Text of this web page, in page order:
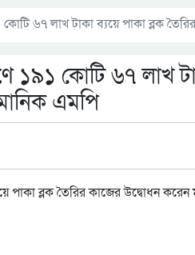
৬৭ লাখ টাকা ব্যয়ে পাকা ব্লক
১৯১ কোটি ৬৭ লাখ
এমপি